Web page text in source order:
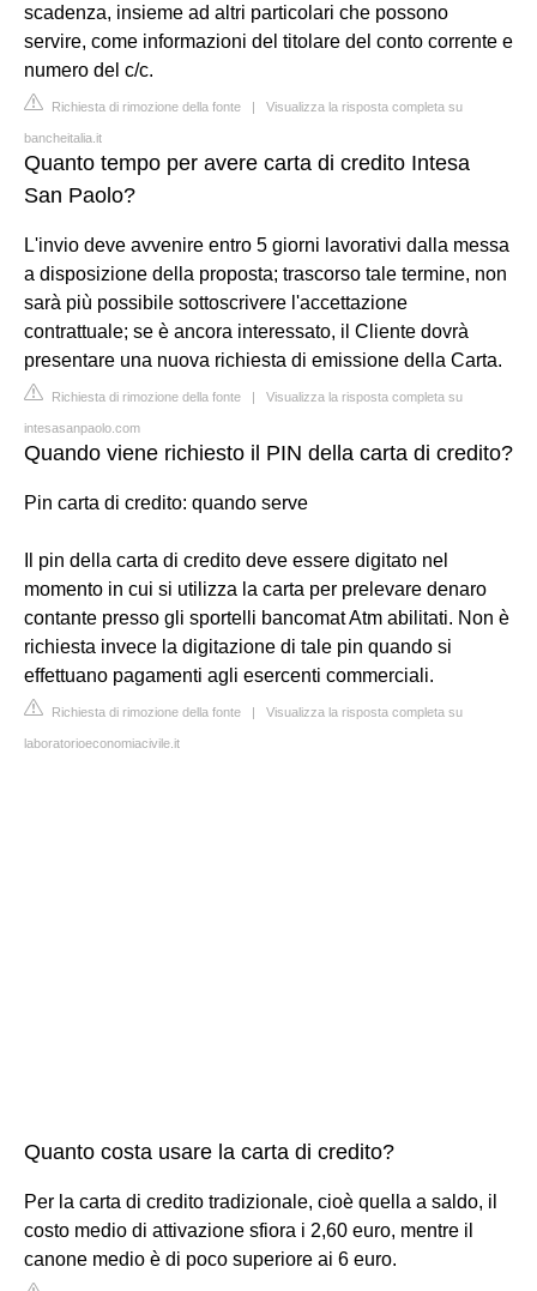
scadenza, insieme ad altri particolari che possono
servire, come informazioni del titolare del conto corrente e
numero del c/c.
Richiesta di rimozione della fonte | Visualizza la risposta completa su
bancheitalia.it
Quanto tempo per avere carta di credito Intesa
San Paolo?
L'invio deve avvenire entro 5 giorni lavorativi dalla messa
a disposizione della proposta; trascorso tale termine, non
sarà più possibile sottoscrivere l'accettazione
contrattuale; se è ancora interessato, il Cliente dovrà
presentare una nuova richiesta di emissione della Carta.
Richiesta di rimozione della fonte | Visualizza la risposta completa su
intesasanpaolo.com
Quando viene richiesto il PIN della carta di credito?
Pin carta di credito: quando serve
Il pin della carta di credito deve essere digitato nel
momento in cui si utilizza la carta per prelevare denaro
contante presso gli sportelli bancomat Atm abilitati. Non è
richiesta invece la digitazione di tale pin quando si
effettuano pagamenti agli esercenti commerciali.
Richiesta di rimozione della fonte | Visualizza la risposta completa su
laboratorioeconomiacivile.it
Quanto costa usare la carta di credito?
Per la carta di credito tradizionale, cioè quella a saldo, il
costo medio di attivazione sfiora i 2,60 euro, mentre il
canone medio è di poco superiore ai 6 euro.